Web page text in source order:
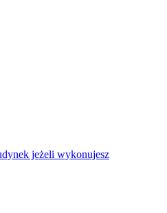
jeżeli wykonujesz